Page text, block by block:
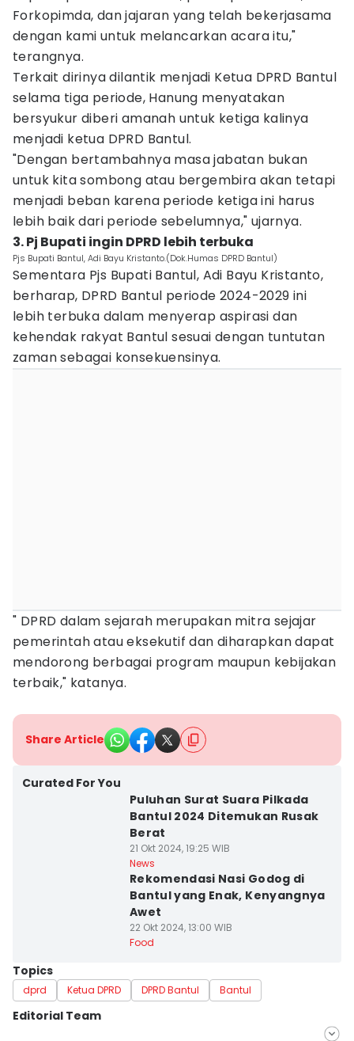
Forkopimda, dan jajaran yang telah bekerjasama
dengan kami untuk melancarkan acara itu,"
terangnya.
Terkait dirinya dilantik menjadi Ketua DPRD Bantul
selama tiga periode, Hanung menyatakan
bersyukur diberi amanah untuk ketiga kalinya
menjadi ketua DPRD Bantul.
"Dengan bertambahnya masa jabatan bukan
untuk kita sombong atau bergembira akan tetapi
menjadi beban karena periode ketiga ini harus
lebih baik dari periode sebelumnya," ujarnya.
3. Pj Bupati ingin DPRD lebih terbuka
Pjs Bupati Bantul, Adi Bayu Kristanto.(Dok.Humas DPRD Bantul)
Sementara Pjs Bupati Bantul, Adi Bayu Kristanto,
berharap, DPRD Bantul periode 2024-2029 ini
lebih terbuka dalam menyerap aspirasi dan
kehendak rakyat Bantul sesuai dengan tuntutan
zaman sebagai konsekuensinya.
" DPRD dalam sejarah merupakan mitra sejajar
pemerintah atau eksekutif dan diharapkan dapat
mendorong berbagai program maupun kebijakan
terbaik," katanya.
Share Article
Curated For You
Puluhan Surat Suara Pilkada
Bantul 2024 Ditemukan Rusak
Berat
21 Okt 2024, 19:25 WIB
News
Rekomendasi Nasi Godog di
Bantul yang Enak, Kenyangnya
Awet
22 Okt 2024, 13:00 WIB
Food
Topics
dprd Ketua DPRD DPRD Bantul Bantul
Editorial Team